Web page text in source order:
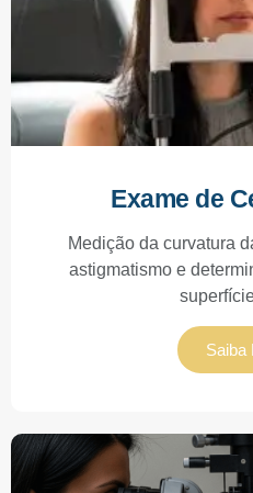
Exame de
Medição da curvatura
astigmatismo e
Saiba